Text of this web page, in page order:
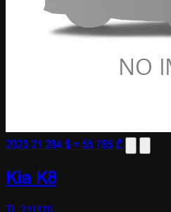
202321 284 $≈ 55 785 ₾
Kia K8